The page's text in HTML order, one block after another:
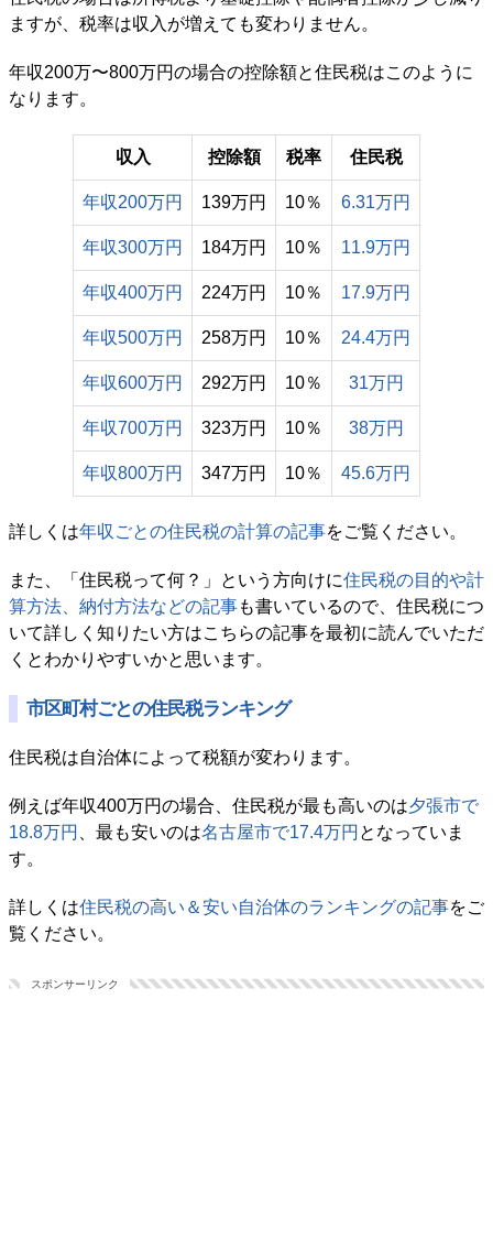
ますが、税率は収入が増えても変わりません。
年収200万〜800万円の場合の控除額と住民税はこのように
なります。
収入 控除額 税率 住民税
年収200万円 139万円 10％ 6.31万円
年収300万円 184万円 10％ 11.9万円
年収400万円 224万円 10％ 17.9万円
年収500万円 258万円 10％ 24.4万円
年収600万円 292万円 10％ 31万円
年収700万円 323万円 10％ 38万円
年収800万円 347万円 10％ 45.6万円
詳しくは年収ごとの住民税の計算の記事をご覧ください。
また、「住民税って何？」という方向けに住民税の目的や計
算方法、納付方法などの記事も書いているので、住民税につ
いて詳しく知りたい方はこちらの記事を最初に読んでいただ
くとわかりやすいかと思います。
市区町村ごとの住民税ランキング
住民税は自治体によって税額が変わります。
例えば年収400万円の場合、住民税が最も高いのは夕張市で
18.8万円
、最も安いのは名古屋市で17.4万円 となっていま
す。
詳しくは住民税の高い＆安い自治体のランキングの記事をご
覧ください。
スポンサーリンク